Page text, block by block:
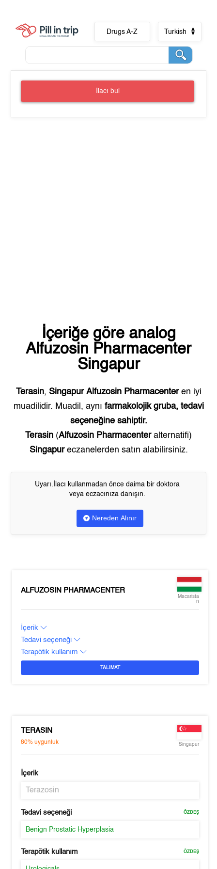
Drugs A-Z Turkish
İlacı bul
İçeriğe göre analog
Alfuzosin Pharmacenter
Singapur
Terasin, Singapur Alfuzosin Pharmacenteren iyi
muadilidir. Muadil, aynı farmakolojik gruba, tedavi
seçeneğine sahiptir.
Terasin (Alfuzosin Pharmacenteralternatifi)
Singapureczanelerden satın alabilirsiniz.
Uyarı.İlacı kullanmadan önce daima bir doktora
veya eczacınıza danışın.
Nereden Alınır
ALFUZOSIN PHARMACENTER
Macarista
n
İçerik
Tedavi seçeneği
Terapötik kullanım
TALIMAT
TERASIN
80%uygunluk Singapur
İçerik
Terazosin
Tedavi seçeneği ÖZDEŞ
Benign Prostatic Hyperplasia
Terapötik kullanım ÖZDEŞ